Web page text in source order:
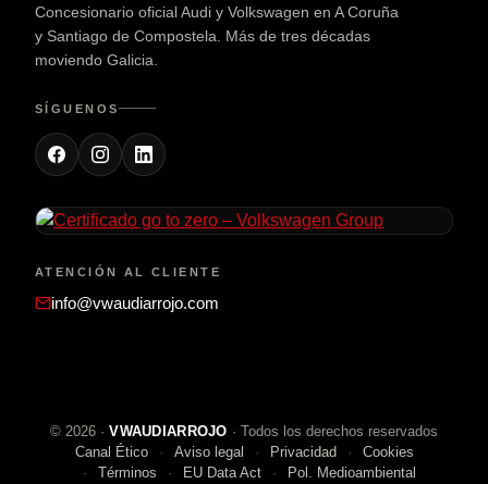
Concesionario oficial Audi y Volkswagen en A Coruña
y Santiago de Compostela. Más de tres décadas
moviendo Galicia.
SÍGUENOS
ATENCIÓN AL CLIENTE
info@vwaudiarrojo.com
©2026 ·VWAUDIARROJO · Todos los derechos reservados
Canal Ético
Aviso legal Privacidad
Cookies
Términos
EU Data Act Pol. Medioambiental